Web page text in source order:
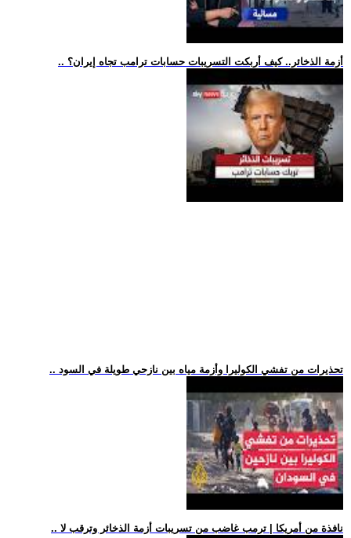
.. أزمة الذخائر.. كيف أربكت التسريبات حسابات ترامب تجاه إيران؟
.. تحذيرات من تفشي الكوليرا وأزمة مياه بين نازحي طويلة في السود
.. نافذة من أمريكا | ترمب غاضب من تسريبات أزمة الذخائر وترقب لا